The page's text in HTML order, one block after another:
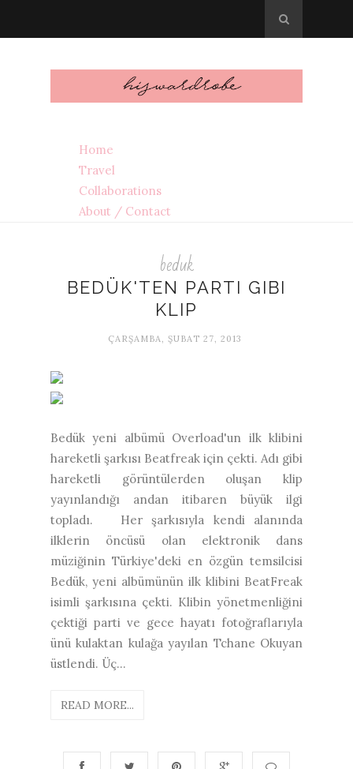
Home
Travel
Collaborations
About / Contact
beduk
BEDÜK'TEN PARTI GIBI
KLIP
ÇARŞAMBA, ŞUBAT 27, 2013
Bedük yeni albümü Overload'un ilk klibini
hareketli şarkısı Beatfreak için çekti. Adı gibi
hareketli görüntülerden oluşan klip
yayınlandığı andan itibaren büyük ilgi
topladı. Her şarkısıyla kendi alanında
ilklerin öncüsü olan elektronik dans
müziğinin Türkiye'deki en özgün temsilcisi
Bedük, yeni albümünün ilk klibini BeatFreak
isimli şarkısına çekti. Klibin yönetmenliğini
çektiği parti ve gece hayatı fotoğraflarıyla
ünü kulaktan kulağa yayılan Tchane Okuyan
üstlendi. Üç...
READ MORE...